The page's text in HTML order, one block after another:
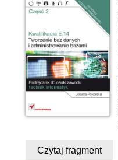
Czytaj fragment